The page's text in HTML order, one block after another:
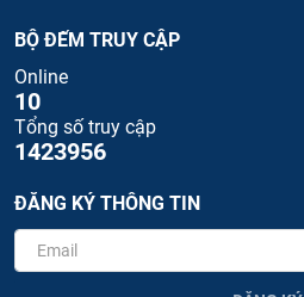
BỘ ĐẾM TRUY CẬP
Online
10
Tổng số truy cập
1423956
ĐĂNG KÝ THÔNG TIN